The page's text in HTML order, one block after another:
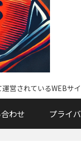
営されているWEBサイ
わせ プライ